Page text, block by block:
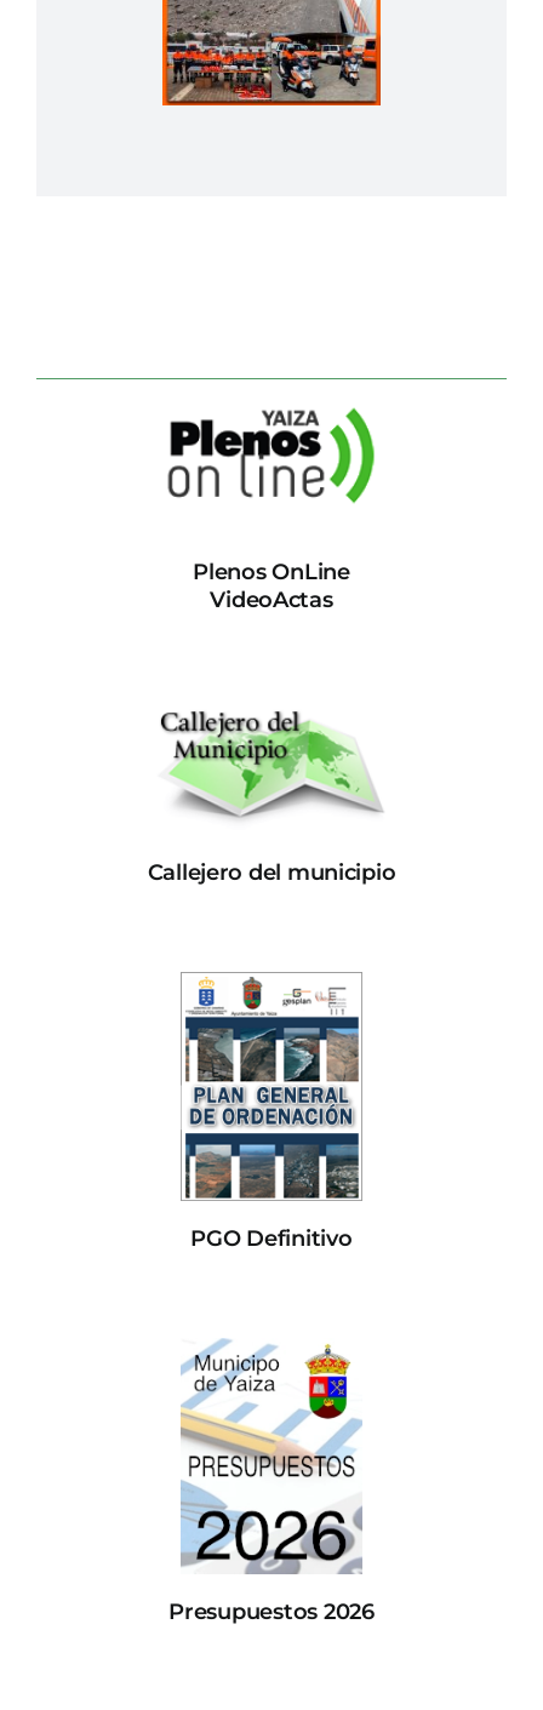
Plenos OnLine
VideoActas
Callejero del municipio
PGO Definitivo
Presupuestos 2026